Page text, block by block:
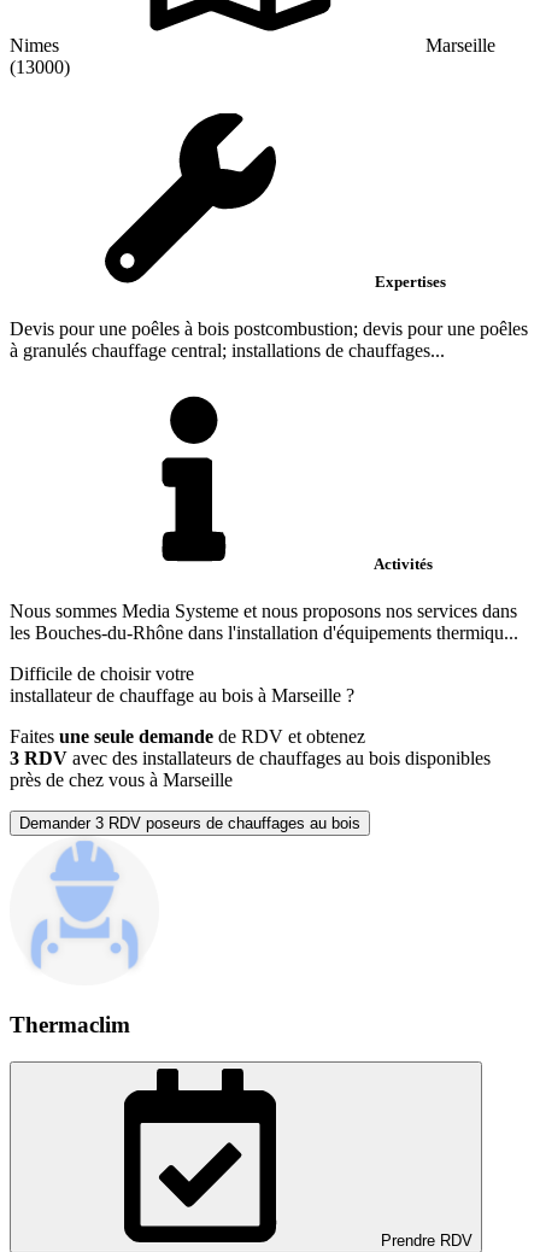
Nimes
Marseille
(13000)
Expertises
Devis pour une poêles à bois postcombustion; devis pour une poêles
à granulés chauffage central; installations de chauffages...
Activités
Nous sommes Media Systeme et nous proposons nos services dans
les Bouches-du-Rhône dans l'installation d'équipements thermiqu...
Difficile de choisir votre
installateur de chauffage au bois à Marseille ?
Faites une seule demande de RDV et obtenez
3 RDV avec des installateurs de chauffages au bois disponibles
près de chez vous à Marseille
Demander 3 RDV poseurs de chauffages au bois
Thermaclim
Prendre RDV